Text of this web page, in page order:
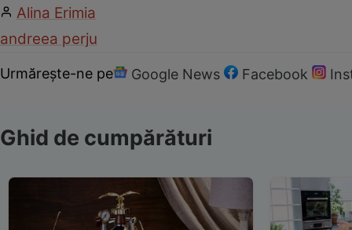
Alina Erimia
andreea perju
Urmărește-ne pe Google News Facebook
Ghid de cumpărături